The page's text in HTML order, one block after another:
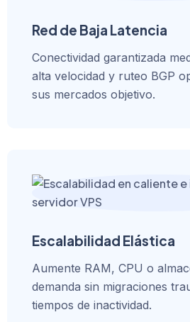
Red de Baja Latencia
Conectividad garantizada
alta velocidad y ruteo BGP
sus mercados objetivo.
Escalabilidad Elástica
Aumente RAM, CPU o
demanda sin migraciones
tiempos de inactividad.